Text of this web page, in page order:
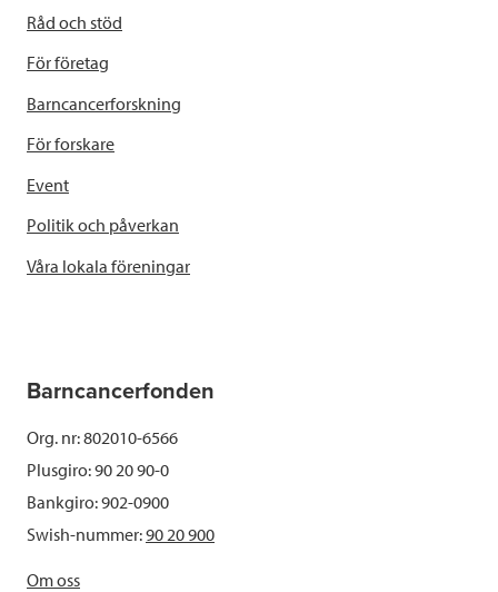
Råd och stöd
För företag
Barncancerforskning
För forskare
Event
Politik och påverkan
Våra lokala föreningar
Barncancerfonden
Org. nr: 802010-6566
Plusgiro: 90 20 90-0
Bankgiro: 902-0900
Swish-nummer:90 20 900
Om oss